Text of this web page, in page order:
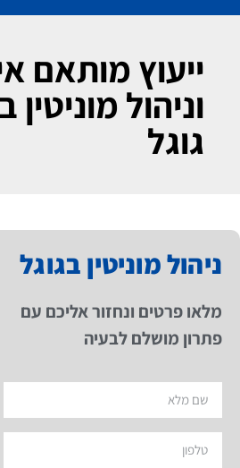
ייעוץ מותאם
וניהול
גוגל
ניהול מוניטין בגוגל
מלאו פרטים ונחזור אליכם עם
פתרון מושלם לבעיה